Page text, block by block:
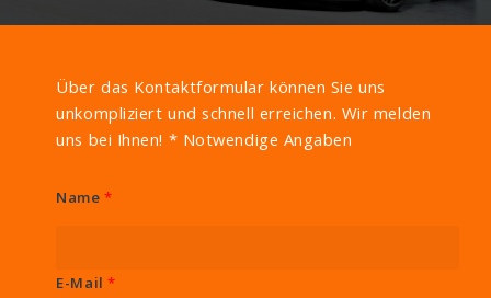
Über das Kontaktformular können Sie uns
unkompliziert und schnell erreichen. Wir melden
uns bei Ihnen! * Notwendige Angaben
Name*
E-Mail*